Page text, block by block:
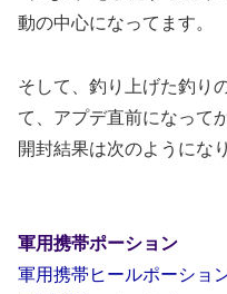
動の中心になってます。
そして、釣り上げた釣り
て、アプデ直前になって
開封結果は次のようにな
軍用携帯ポーション
軍用携帯ヒールポーショ